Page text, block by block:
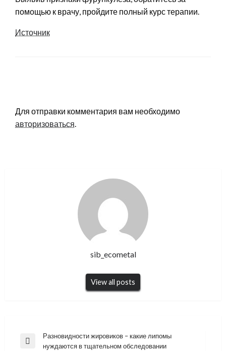
помощью к врачу, пройдите полный курс терапии.
Источник
Для отправки комментария вам необходимо
авторизоваться.
sib_ecometal
View all posts
Навигация
Previous
Разновидности жировиков – какие липомы
нуждаются в тщательном обследовании